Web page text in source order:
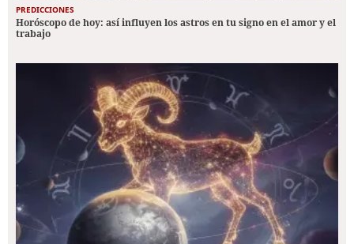
PREDICCIONES
Horóscopo de hoy: así influyen los astros en tu signo en el amor y el
trabajo